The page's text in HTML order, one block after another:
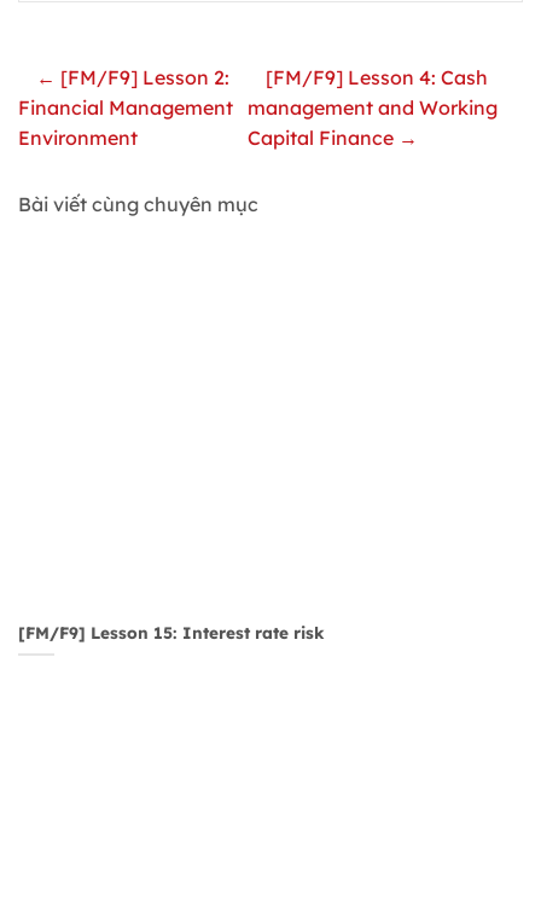
← [FM/F9] Lesson 2:
Financial Management
Environment
[FM/F9] Lesson 4: Cash
management and Working
Capital Finance →
Bài viết cùng chuyên mục
[FM/F9] Lesson 15: Interest rate risk